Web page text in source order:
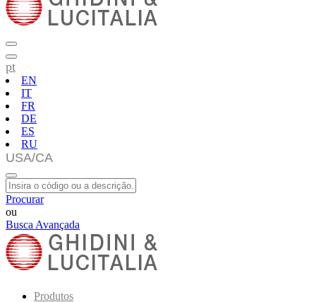
pt
EN
IT
FR
DE
ES
RU
Procurar
ou
Busca Avançada
Produtos